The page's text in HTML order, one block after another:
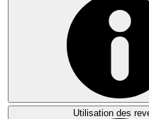
Utilisation des